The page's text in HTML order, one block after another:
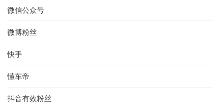
微信公众号
微博粉丝
快手
懂车帝
抖音有效粉丝